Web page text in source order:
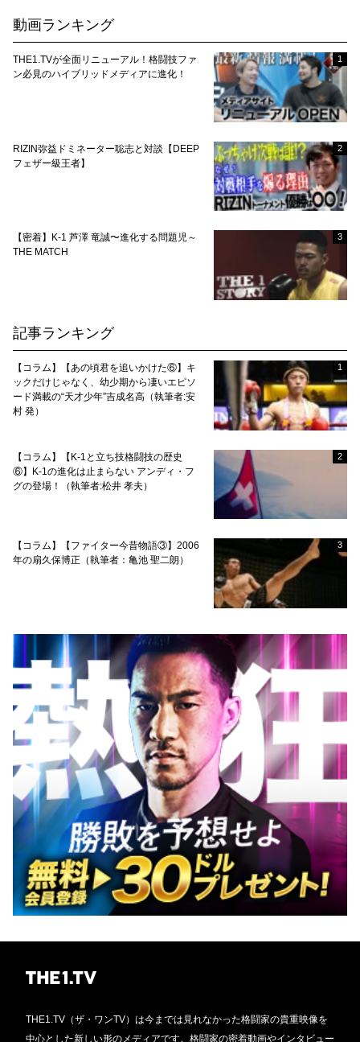
動画ランキング
THE1.TVが全面リニューアル！格闘技ファ
ン必見のハイブリッドメディアに進化！
1
RIZIN弥益ドミネーター聡志と対談【DEEP
フェザー級王者】
2
【密着】K-1 芦澤 竜誠〜進化する問題児～
THE MATCH
3
記事ランキング
【コラム】【あの頃君を追いかけた⑥】キ
ックだけじゃなく、幼少期から凄いエピソ
ード満載の“天才少年”吉成名高（執筆者:安
村 発）
1
【コラム】【K-1と立ち技格闘技の歴史
⑥】K-1の進化は止まらない アンディ・フ
グの登場！（執筆者:松井 孝夫）
2
【コラム】【ファイター今昔物語③】2006
年の扇久保博正（執筆者：亀池 聖二朗）
3
THE1.TV（ザ・ワンTV）は今までは見れなかった格闘家の貴重映像を
中心とした新しい形のメディアです。格闘家の密着動画やインタビュー